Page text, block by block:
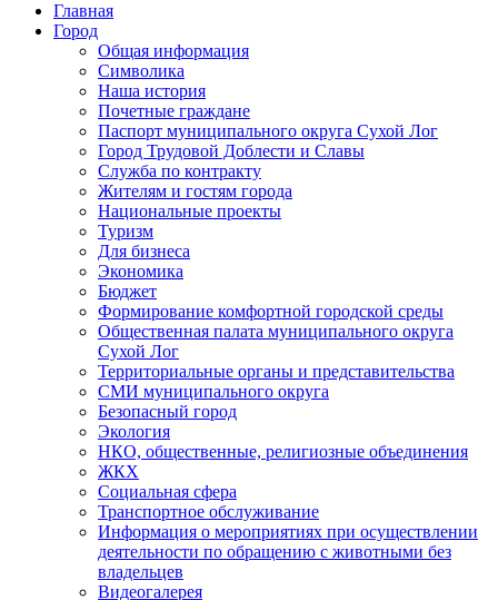
Главная
Город
Общая информация
Символика
Наша история
Почетные граждане
Паспорт муниципального округа Сухой Лог
Город Трудовой Доблести и Славы
Служба по контракту
Жителям и гостям города
Национальные проекты
Туризм
Для бизнеса
Экономика
Бюджет
Формирование комфортной городской среды
Общественная палата муниципального округа
Сухой Лог
Территориальные органы и представительства
СМИ муниципального округа
Безопасный город
Экология
НКО, общественные, религиозные объединения
ЖКХ
Социальная сфера
Транспортное обслуживание
Информация о мероприятиях при осуществлении
деятельности по обращению с животными без
владельцев
Видеогалерея